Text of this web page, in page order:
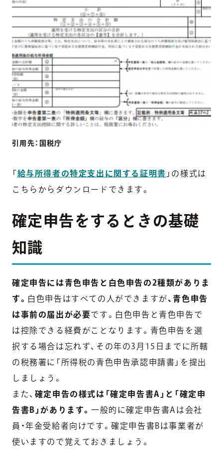
引用先：国税庁
「 給与所得者の特定支出に関する証明書 」の様式は
こちらからダウンロードできます。
確定申告をするときの基礎
知識
確定申告には青色申告と白色申告の2種類がありま
す。 白色申告はすべての人ができますが、青色申告
は事前の届出が必要です。白色申告と青色申告で
は控除できる経費がことなります。青色申告を選
択する場合は忘れず、その年の3月15日までに所轄
の税務署に「所得税の青色申告承認申請書」を提出
しましょう。
また、 確定申告の様式は「確定申告書A」と「確定申
告書B」があります。 一般的に確定申告書Aは会社
員・年金受給者向けです。確定申告書Bは事業者が
使いますので覚えておきましょう。